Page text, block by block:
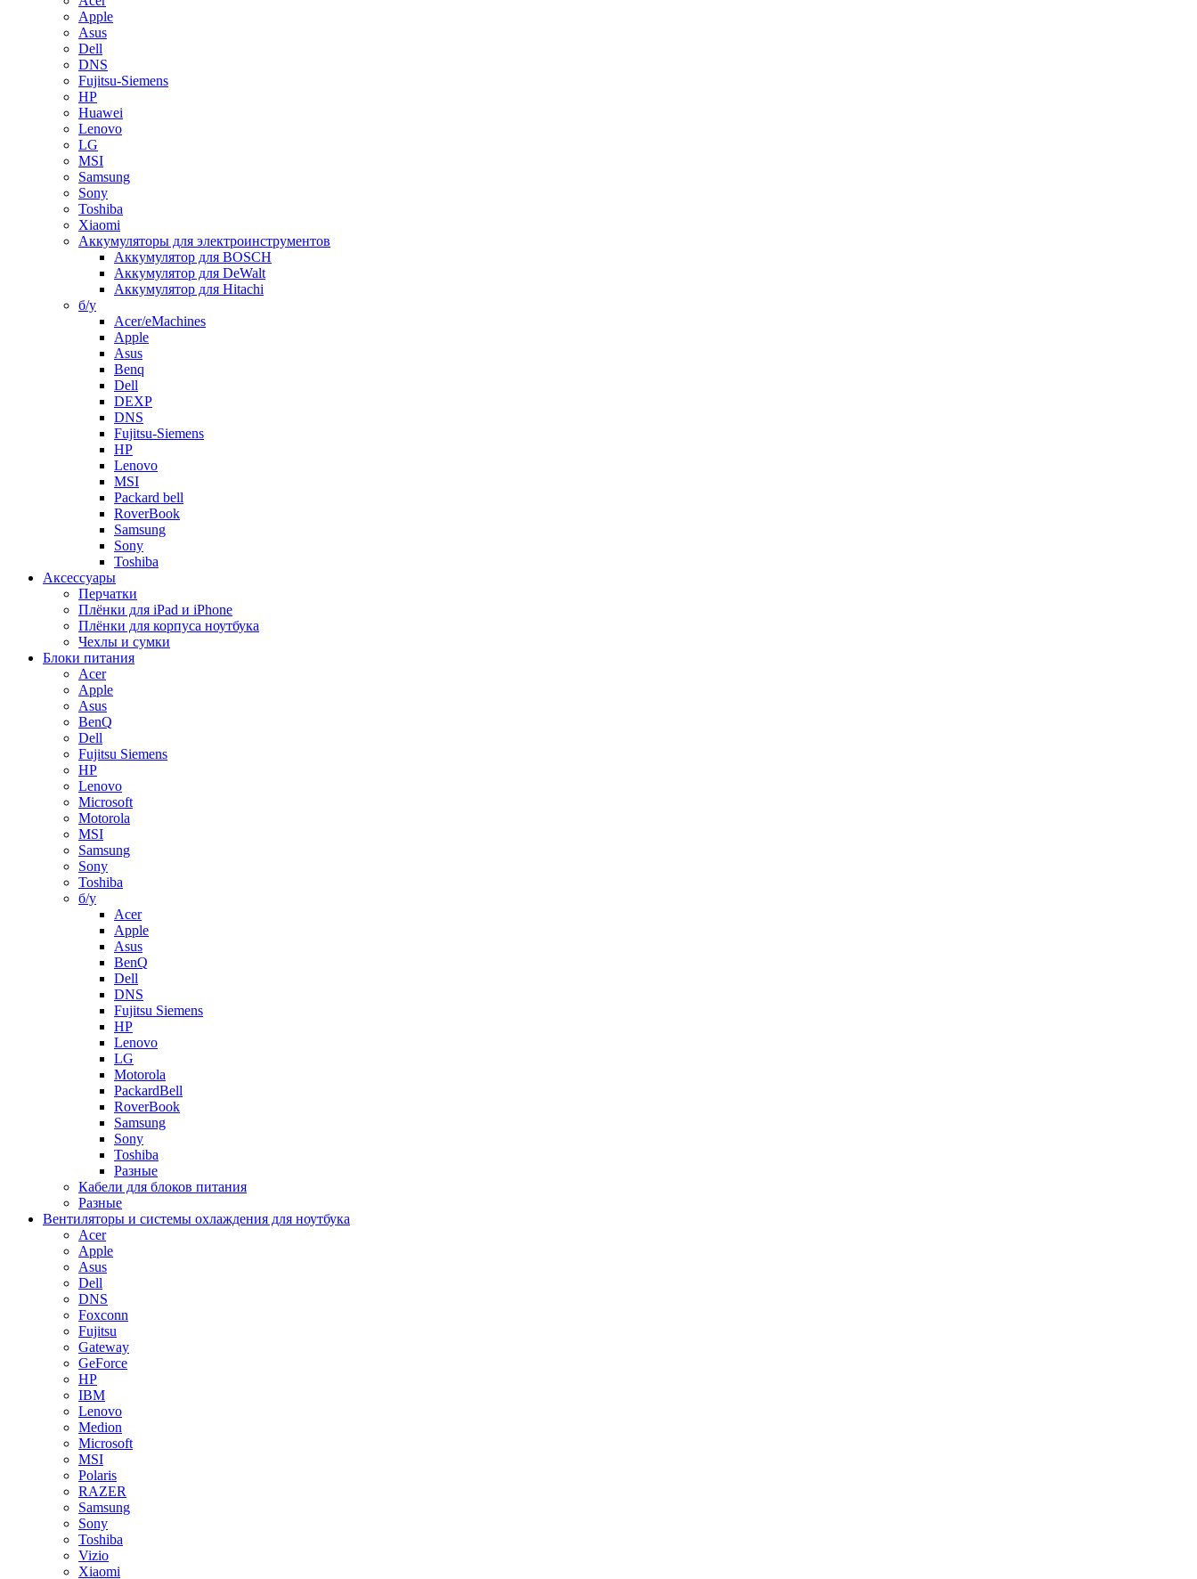
Apple
Asus
Dell
DNS
Fujitsu-Siemens
HP
Huawei
Lenovo
LG
MSI
Samsung
Sony
Toshiba
Xiaomi
Аккумуляторы для электроинструментов
Аккумулятор для BOSCH
Аккумулятор для DeWalt
Аккумулятор для Hitachi
б/у
Acer/eMachines
Apple
Asus
Benq
Dell
DEXP
DNS
Fujitsu-Siemens
HP
Lenovo
MSI
Packard bell
RoverBook
Samsung
Sony
Toshiba
Аксессуары
Перчатки
Плёнки для iPad и iPhone
Плёнки для корпуса ноутбука
Чехлы и сумки
Блоки питания
Acer
Apple
Asus
BenQ
Dell
Fujitsu Siemens
HP
Lenovo
Microsoft
Motorola
MSI
Samsung
Sony
Toshiba
б/у
Acer
Apple
Asus
BenQ
Dell
DNS
Fujitsu Siemens
HP
Lenovo
LG
Motorola
PackardBell
RoverBook
Samsung
Sony
Toshiba
Разные
Кабели для блоков питания
Разные
Вентиляторы и системы охлаждения для ноутбука
Acer
Apple
Asus
Dell
DNS
Foxconn
Fujitsu
Gateway
GeForce
HP
IBM
Lenovo
Medion
Microsoft
MSI
Polaris
RAZER
Samsung
Sony
Toshiba
Vizio
Xiaomi